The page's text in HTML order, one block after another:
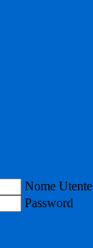
Nome Utente
Password